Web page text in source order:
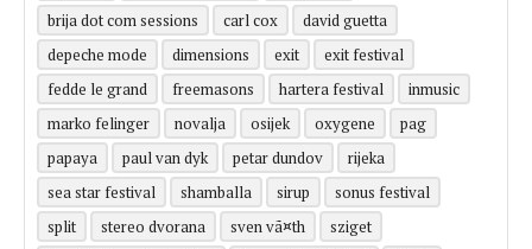
brija dot com sessions
carl cox
david guetta
depeche mode
dimensions exit
exit festival
fedde le grand
freemasons hartera festival
inmusic
marko felinger
novalja osijek oxygene
pag
papaya
paul van dyk petar dundov
rijeka
sea star festival
shamballa sirup
sonus festival
split
stereo dvorana sven vã¤th
sziget